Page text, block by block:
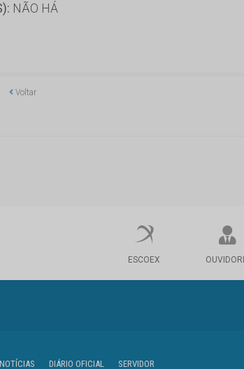
NÃO HÁ
Voltar
ESCOEX
NOTÍCIAS DIÁRIO OFICIAL SERVIDOR